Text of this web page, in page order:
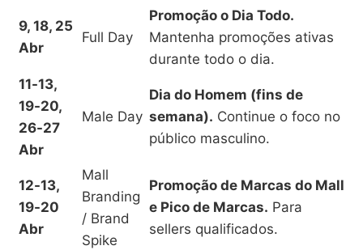
9, 18, 25
Abr
Full Day
Promoção o Dia Todo.
Mantenha promoções ativas
durante todo o dia.
11-13,
19-20,
26-27
Abr
Male Day
Dia do Homem (fins de
semana). Continue o foco no
público masculino.
12-13,
19-20
Abr
Mall
Branding
/ Brand
Spike
Promoção de Marcas do Mall
e Pico de Marcas. Para
sellers qualificados.